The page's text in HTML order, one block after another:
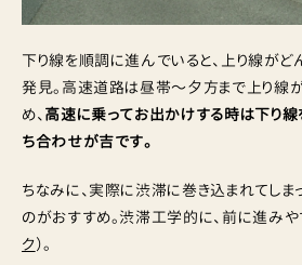
下り線を順調に進んでいると、上り線がど
発見。高速道路は昼帯〜夕方まで上り線
め、 高速に乗ってお出かけする時は下り
ち合わせが吉です。
ちなみに、実際に渋滞に巻き込まれてしま
のがおすすめ。渋滞工学的に、前に進みや
ク）。